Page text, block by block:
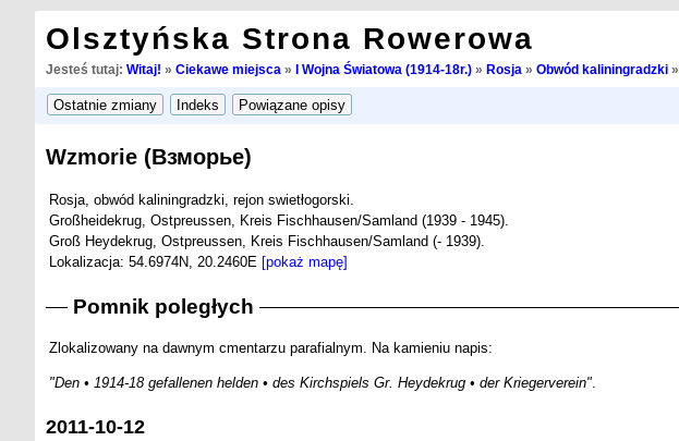
Olsztyńska Strona Rowerowa
Jesteś tutaj: Witaj! » Ciekawe miejsca » I Wojna Światowa (1914-18r.)» Rosja » Obwód kaliningradzki»
Wzmorie (Взморье)
Rosja, obwód kaliningradzki, rejon swietłogorski.
Großheidekrug, Ostpreussen, Kreis Fischhausen/Samland (1939 - 1945).
Groß Heydekrug, Ostpreussen, Kreis Fischhausen/Samland (- 1939).
Lokalizacja: 54.6974N, 20.2460E [pokaż mapę]
Pomnik poległych
Zlokalizowany na dawnym cmentarzu parafialnym. Na kamieniu napis:
"Den • 1914-18 gefallenen helden • des Kirchspiels Gr. Heydekrug • der Kriegerverein".
2011-10-12